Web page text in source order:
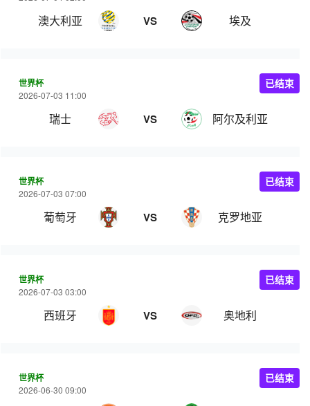
澳大利亚 VS 埃及
世界杯
2026-07-03 11:00
瑞士 VS 阿尔及利亚
已结束
世界杯
2026-07-03 07:00
葡萄牙 VS 克罗地亚
已结束
世界杯
2026-07-03 03:00
西班牙 VS 奥地利
已结束
世界杯
2026-06-30 09:00
已结束